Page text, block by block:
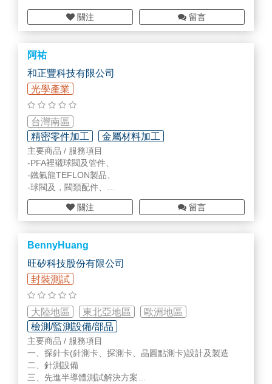
關注 留言
阿祐
和正豐科技有限公司
光學產業
台灣南區
精密零件加工
金屬材料加工
廠務系統/管路配管工程
主要商品 / 服務項目
-PFA裡襯球閥及管件、
-鐵氟龍TEFLON製品、
-球閥及，閥類配件、
-脫臘鑄件、塑膠射出品、
-高溫石墨、渦型墊圈、
-橡膠製品等.
關注 留言
BennyHuang
旺矽科技股份有限公司
封裝測試
大陸地區 東北亞地區
歐洲地區
檢測/監測設備/部品
主要商品 / 服務項目
一、探針卡(針測卡、探測卡、晶圓點測卡)設計及製造
二、針測設備
三、先進半導體測試解決方案